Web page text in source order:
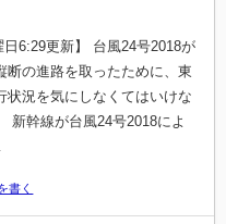
日6:29更新】 台風24号2018が
断の進路を取ったために、東
状況を気にしなくてはいけな
新幹線が台風24号2018によ
書く